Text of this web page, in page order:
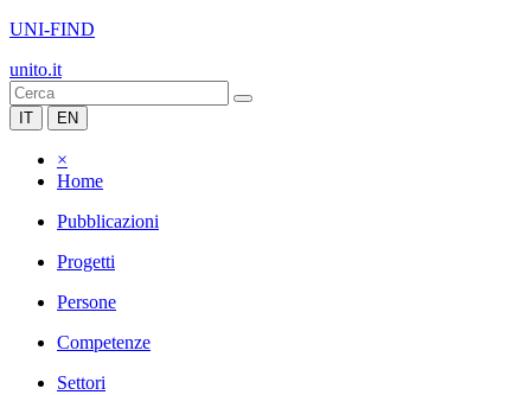
UNI-FIND
unito.it
IT EN
×
Home
Pubblicazioni
Progetti
Persone
Competenze
Settori